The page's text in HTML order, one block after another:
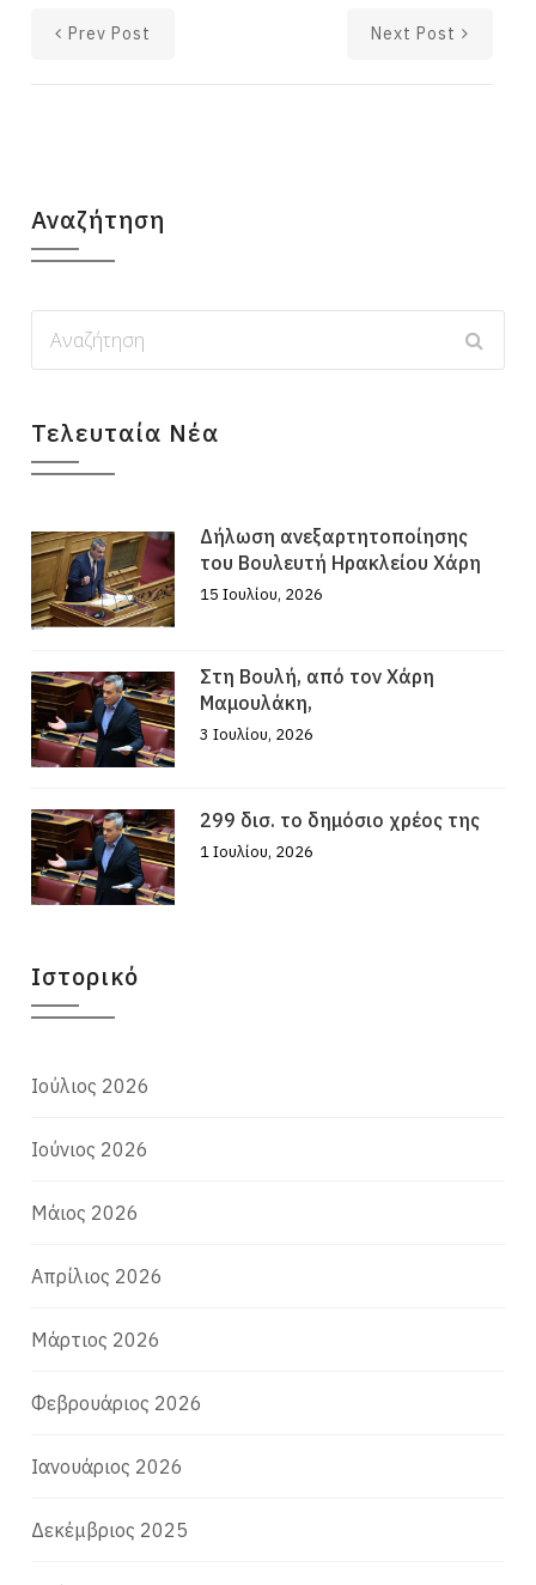
Prev Post Next Post
Αναζήτηση
Τελευταία Νέα
Δήλωση ανεξαρτητοποίησης
του Βουλευτή Ηρακλείου Χάρη
15 Ιουλίου, 2026
Στη Βουλή, από τον Χάρη
Μαμουλάκη,
3 Ιουλίου, 2026
299 δισ. το δημόσιο χρέος της
1 Ιουλίου, 2026
Ιστορικό
Ιούλιος 2026
Ιούνιος 2026
Μάιος 2026
Απρίλιος 2026
Μάρτιος 2026
Φεβρουάριος 2026
Ιανουάριος 2026
Δεκέμβριος 2025